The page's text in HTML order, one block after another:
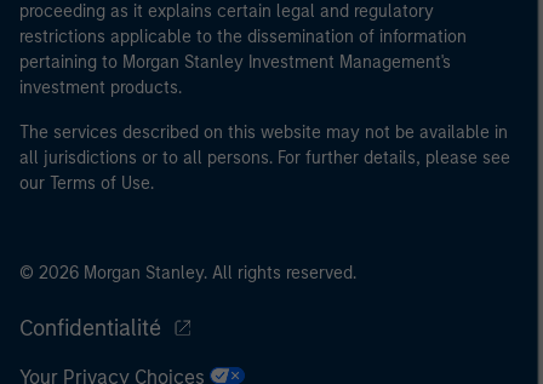
institutions internationales et supranationales comme
la Banque Mondiale, le FMI, la BCE, la BEI et d'autres
organisations internationales similaires agissant pour
leur propre compte.
Veuillez noter que la notion d’Investisseur professionnel
peut ne pas être définie par l'autorité de réglementation
proceeding as it explains certain legal and regulatory
restrictions applicable to the dissemination of information
pertaining to Morgan Stanley Investment Management's
investment products.
The services described on this website may not be available in
all jurisdictions or to all persons. For further details, please see
our Terms of Use.
© 2026 Morgan Stanley. All rights reserved.
Confidentialité
Your Privacy Choices